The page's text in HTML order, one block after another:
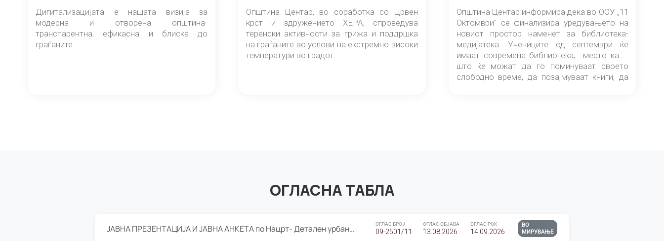
Дигитализацијата е нашата визија за
модерна и отворена општина-
транспарентна, ефикасна и блиска до
граѓаните.
Општина Центар, во соработка со Црвен
крст и здружението ХЕРА, спроведува
теренски активности за грижа и поддршка
на граѓаните во услови на екстремно високи
температури во градот.
Општина Центар информира дека во ООУ „11
Октомври" се финализира уредувањето на
новиот простор наменет за библиотека-
медијатека. Учениците од септември ќе
имаат современа библиотека, место каде
што ќе можат да го поминуваат своето
слободно време, да позајмуваат книги, да
ОГЛАСНА ТАБЛА
ЈАВНА ПРЕЗЕНТАЦИЈА И ЈАВНА АНКЕТА по Нацрт- Детален урбанистички план Градска четврт Ј 05- Барутана, Општина Центар- Скопје, плански период 2025-2030 ОГЛАС БРОЈ
09-2501/11
ОГЛАС ОБЈАВА
13.08.2026
ОГЛАС РОК
14.09.2026
ВО
МИРУВАЊЕ